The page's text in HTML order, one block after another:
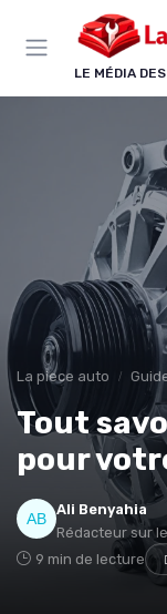
LE MÉDIA
La piece auto
Tout
pour
Ali Benyahia
Rédacteur sur
9 min de lecture
Panneau de